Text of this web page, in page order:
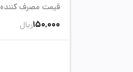
قیمت مصرف کننده
150,000ریال